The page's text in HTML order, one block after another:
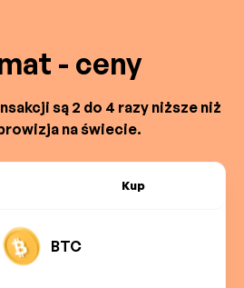
- ceny
są 2 do 4 razy niższe niż
na świecie.
Kup
BTC